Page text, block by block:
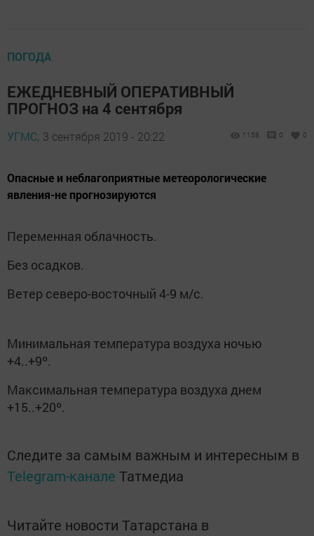
ПОГОДА
ЕЖЕДНЕВНЫЙ ОПЕРАТИВНЫЙ
ПРОГНОЗ на 4 сентября
УГМС, 3 сентября 2019 - 20:22 1158 0 0
Опасные и неблагоприятные метеорологические
явления-не прогнозируются
Переменная облачность.
Без осадков.
Ветер северо-восточный 4-9 м/с.
Минимальная температура воздуха ночью
+4..+9º.
Максимальная температура воздуха днем
+15..+20º.
Следите за самым важным и интересным в
Telegram-канале Татмедиа
Читайте новости Татарстана в